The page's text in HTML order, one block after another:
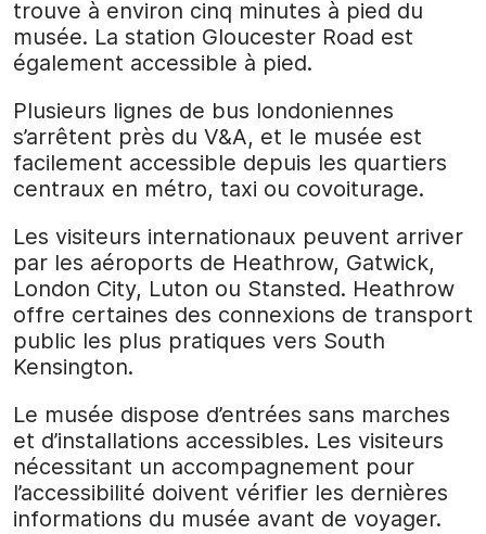
trouve à environ cinq minutes à pied du
musée. La station Gloucester Road est
également accessible à pied.
Plusieurs lignes de bus londoniennes
s’arrêtent près du V&A, et le musée est
facilement accessible depuis les quartiers
centraux en métro, taxi ou covoiturage.
Les visiteurs internationaux peuvent arriver
par les aéroports de Heathrow, Gatwick,
London City, Luton ou Stansted. Heathrow
offre certaines des connexions de transport
public les plus pratiques vers South
Kensington.
Le musée dispose d’entrées sans marches
et d’installations accessibles. Les visiteurs
nécessitant un accompagnement pour
l’accessibilité doivent vérifier les dernières
informations du musée avant de voyager.